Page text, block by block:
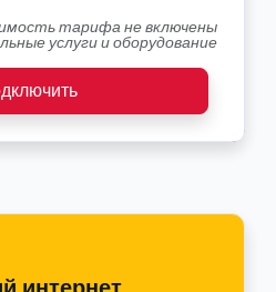
тарифа не включены
услуги и оборудование